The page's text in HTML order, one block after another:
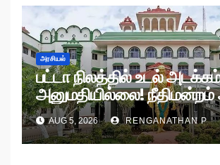
அரசியல்
பட்டா நிலத்தில் உடல்
அனுமதியில்லை! நீதிமன்றம்
உத்தரவு!
AUG 5, 2026 RENGANATHAN P